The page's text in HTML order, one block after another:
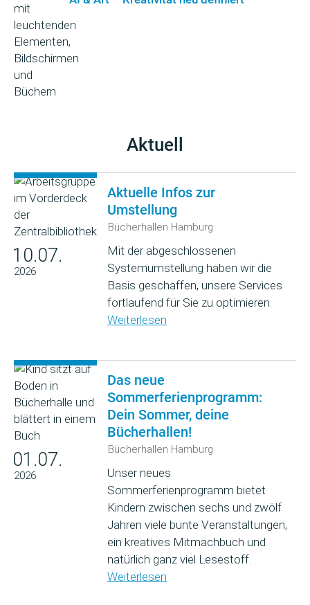
Aktuell
10.07.
2026
Aktuelle Infos zur
Umstellung
Bücherhallen Hamburg
Mit der abgeschlossenen
Systemumstellung haben wir die
Basis geschaffen, unsere Services
fortlaufend für Sie zu optimieren.
Weiterlesen
01.07.
2026
Das neue
Sommerferienprogramm:
Dein Sommer, deine
Bücherhallen!
Bücherhallen Hamburg
Unser neues
Sommerferienprogramm bietet
Kindern zwischen sechs und zwölf
Jahren viele bunte Veranstaltungen,
ein kreatives Mitmachbuch und
natürlich ganz viel Lesestoff.
Weiterlesen